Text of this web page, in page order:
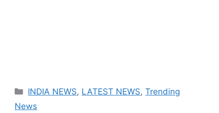
Categories
INDIA NEWS, LATEST NEWS,Trending
News